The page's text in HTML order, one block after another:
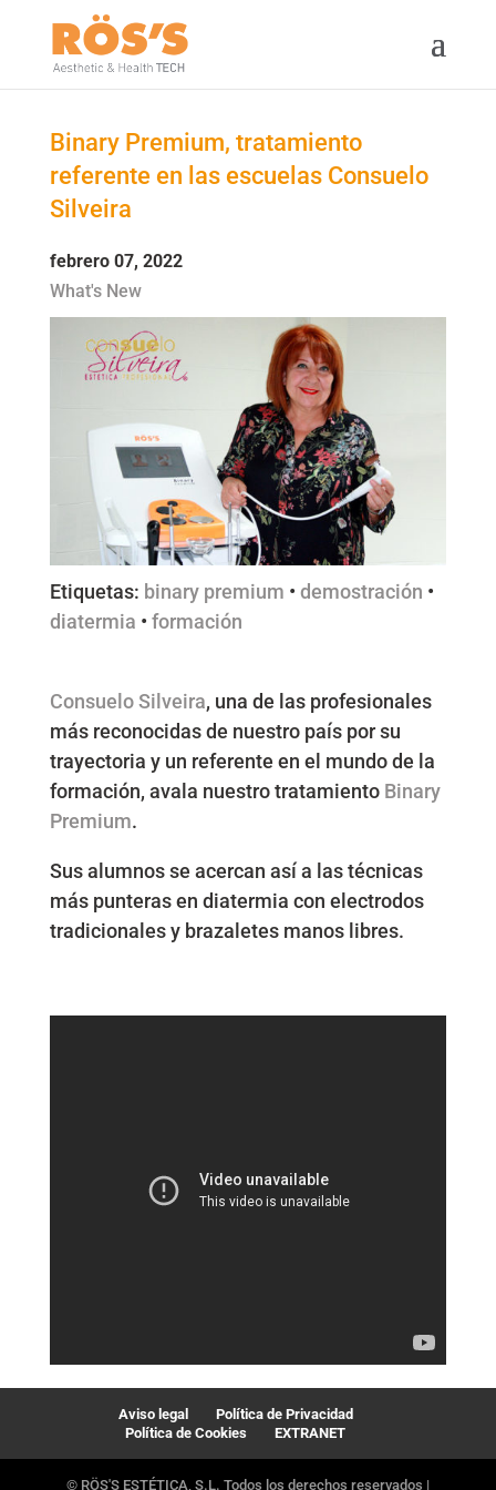
Binary Premium, tratamiento
referente en las escuelas Consuelo
Silveira
febrero 07, 2022
What's New
Etiquetas: binary premium • demostración •
diatermia • formación
Consuelo Silveira, una de las profesionales
más reconocidas de nuestro país por su
trayectoria y un referente en el mundo de la
formación, avala nuestro tratamiento Binary
Premium.
Sus alumnos se acercan así a las técnicas
más punteras en diatermia con electrodos
tradicionales y brazaletes manos libres.
Aviso legal
Política de Privacidad
Política de Cookies
EXTRANET
© RÖS'S ESTÉTICA, S.L. Todos los derechos reservados |